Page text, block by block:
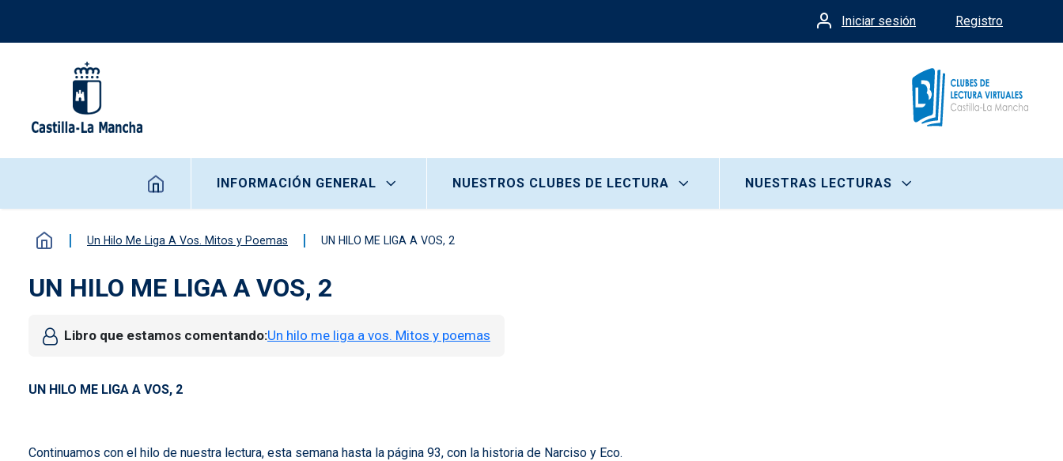
Menú de cuenta de
Iniciar sesión Registro
Navegación principal
INFORMACIÓN GENERAL NUESTROS CLUBES DE LECTURA NUESTRAS LECTURAS
Un Hilo Me Liga A Vos. Mitos y Poemas UN HILO ME LIGA A VOS, 2
UN HILO ME LIGA A VOS, 2
Libro que estamos comentando Un hilo me liga a vos. Mitos y poemas
UN HILO ME LIGA A VOS, 2
Continuamos con el hilo de nuestra lectura, esta semana hasta la página 93, con la historia de Narciso y Eco.